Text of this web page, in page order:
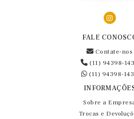
FALE
Contate-nos
(11) 94398-
(11) 94398-
Sobre a
Trocas e